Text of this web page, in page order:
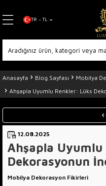
TR − TL
Anasayfa Blog Sayfası
Mobilya
Ahşapla Uyumlu Renkler: Lüks
12.08.2025
Ahşapla
Dekorasyonun
Mobilya Dekorasyon Fikirleri